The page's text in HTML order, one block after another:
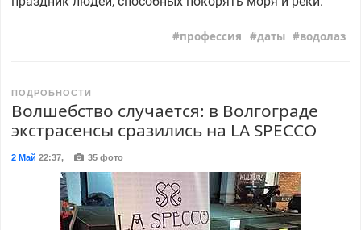
профессия даты водолаз
ПОДРОБНОСТИ
Волшебство случается: в Волгограде
экстрасенсы сразились на LA SPECCO
2 Май 22:37, 35 фото